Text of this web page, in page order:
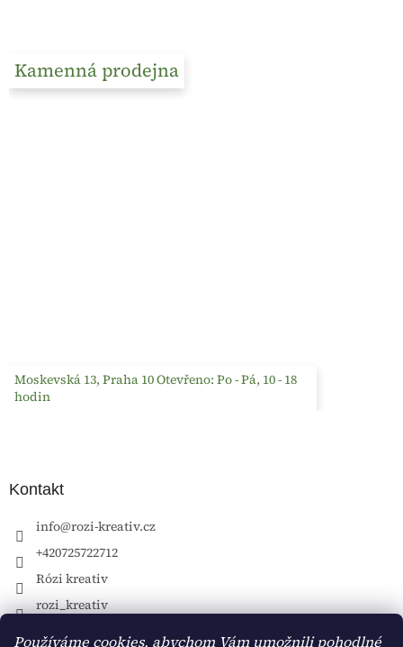
Používáme cookies, abychom Vám umožnili pohodlné
Kamenná prodejna
Moskevská 13, Praha 10 Otevřeno: Po - Pá, 10 - 18
hodin
Kontakt
info@rozi-kreativ.cz
+420725722712
Rózi kreativ
rozi_kreativ